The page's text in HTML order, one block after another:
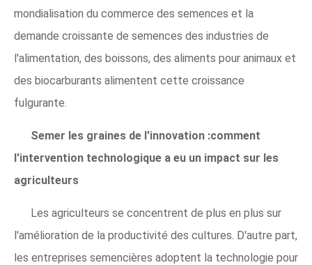
mondialisation du commerce des semences et la
demande croissante de semences des industries de
l'alimentation, des boissons, des aliments pour animaux et
des biocarburants alimentent cette croissance
fulgurante.
Semer les graines de l'innovation :comment
l'intervention technologique a eu un impact sur les
agriculteurs
Les agriculteurs se concentrent de plus en plus sur
l'amélioration de la productivité des cultures. D'autre part,
les entreprises semencières adoptent la technologie pour